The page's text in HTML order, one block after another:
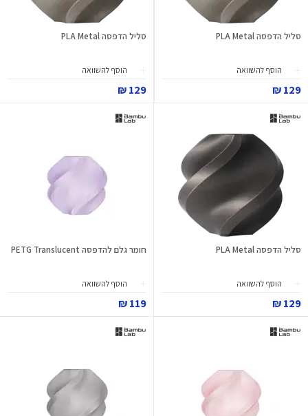
סליל הדפסה PLA Metal
הוסף להשוואה
129 ₪
סליל הדפסה PLA Metal
הוסף להשוואה
129 ₪
סליל הדפסה PLA Metal
הוסף להשוואה
129 ₪
חומר גלם להדפסה PETG Translucent
הוסף להשוואה
119 ₪